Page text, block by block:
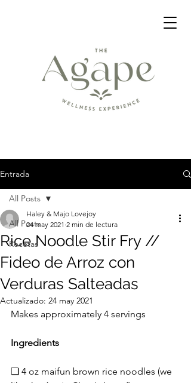
Entrada
All Posts
Recetas
All Posts
Rice Noodle Stir Fry //
Fideo de Arroz con
Verduras Salteadas
Haley & Majo Lovejoy
24 may 2021 2 min de lectura
Actualizado: 24 may 2021
Makes approximately 4 servings
Ingredients
❏ 4 oz maifun brown rice noodles (we